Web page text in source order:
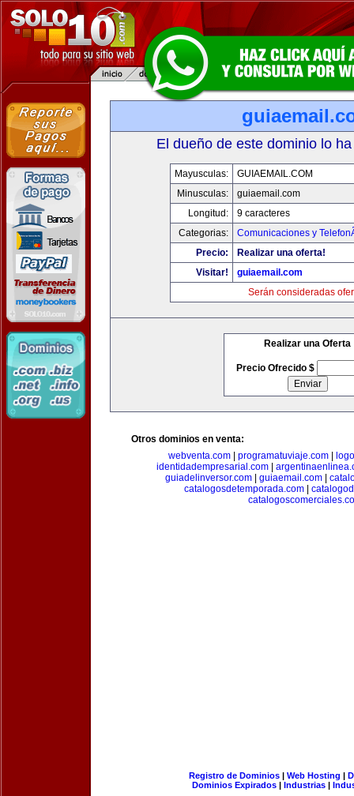
El dueño de este dominio lo
Mayusculas:
GUIAEMAIL.COM
Minusculas:
guiaemail.com
Longitud:
9 caracteres
Categorias:
Comunicaciones y
Precio:
Realizar una oferta!
Visitar!
guiaemail.com
Serán consideradas
Realizar una Oferta
Precio Ofrecido $
Otros dominios en venta:
webventa.com
programatuviaje.com
identidadempresarial.com
guiadelinversor.com| guiaemail.com|
catalogosdetemporada.com|
Registro de Dominios| Web Hosting |
Dominios Expirados | Industrias |